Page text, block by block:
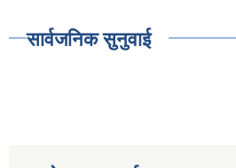
सार्वजनिक सुनुवाई